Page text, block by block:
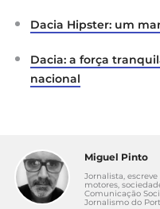
Dacia Hipster: um
Dacia: a força
nacional
Miguel Pinto
Jornalista,
motores,
Comunicação
Jornalismo do